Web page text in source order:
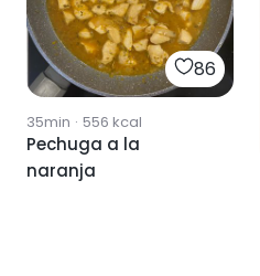
86
35min · 556 kcal
Pechuga a la
naranja